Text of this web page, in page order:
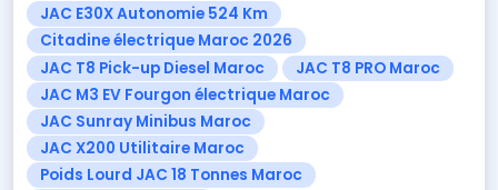
JAC E30X Autonomie 524 Km
Citadine électrique Maroc 2026
JAC T8 Pick-up Diesel Maroc
JAC T8 PRO Maroc
JAC M3 EV Fourgon électrique Maroc
JAC Sunray Minibus Maroc
JAC X200 Utilitaire Maroc
Poids Lourd JAC 18 Tonnes Maroc